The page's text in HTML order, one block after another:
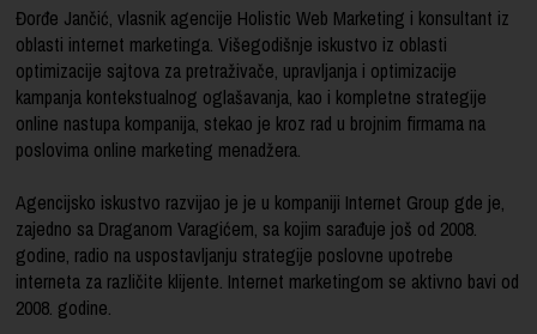
Đorđe Jančić, vlasnik agencije Holistic Web Marketing i konsultant iz
oblasti internet marketinga. Višegodišnje iskustvo iz oblasti
optimizacije sajtova za pretraživače, upravljanja i optimizacije
kampanja kontekstualnog oglašavanja, kao i kompletne strategije
online nastupa kompanija, stekao je kroz rad u brojnim firmama na
poslovima online marketing menadžera.
Agencijsko iskustvo razvijao je je u kompaniji Internet Group gde je,
zajedno sa Draganom Varagićem, sa kojim sarađuje još od 2008.
godine, radio na uspostavljanju strategije poslovne upotrebe
interneta za različite klijente. Internet marketingom se aktivno bavi od
2008. godine.